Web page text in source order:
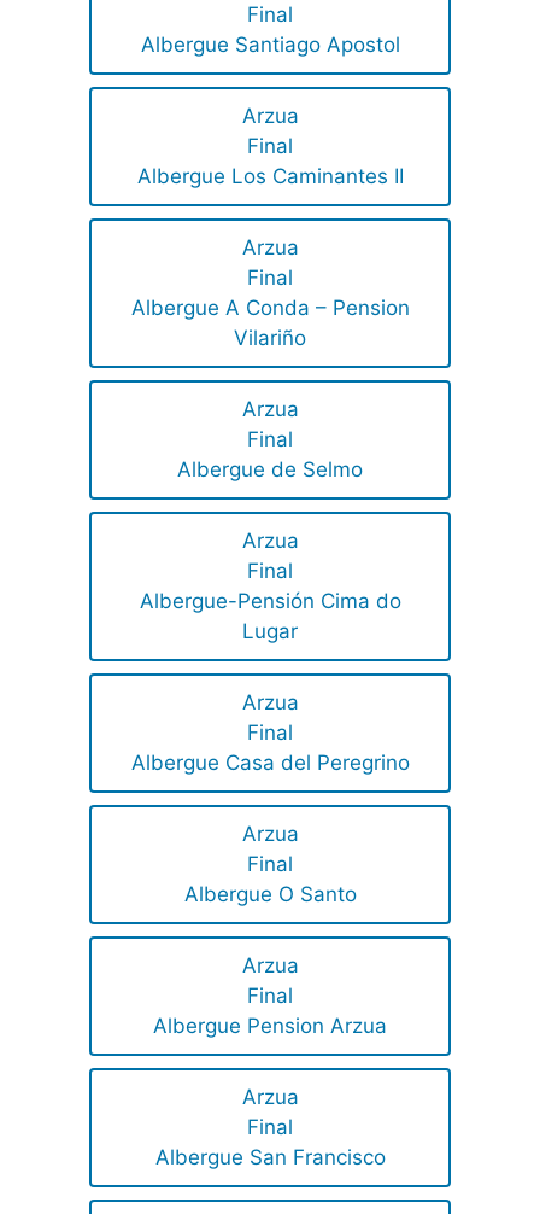
Final
Albergue Santiago Apostol
Arzua
Final
Albergue Los Caminantes II
Arzua
Final
Albergue A Conda – Pension
Vilariño
Arzua
Final
Albergue de Selmo
Arzua
Final
Albergue-Pensión Cima do
Lugar
Arzua
Final
Albergue Casa del Peregrino
Arzua
Final
Albergue O Santo
Arzua
Final
Albergue Pension Arzua
Arzua
Final
Albergue San Francisco